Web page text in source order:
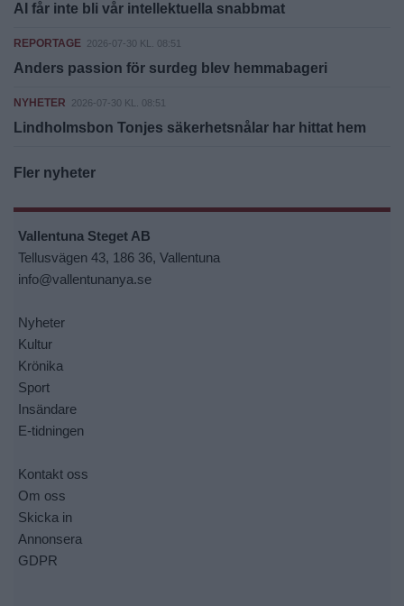
AI får inte bli vår intellektuella snabbmat
REPORTAGE 2026-07-30 KL. 08:51
Anders passion för surdeg blev hemmabageri
NYHETER 2026-07-30 KL. 08:51
Lindholmsbon Tonjes säkerhetsnålar har hittat hem
Fler nyheter
Vallentuna Steget AB
Tellusvägen 43, 186 36, Vallentuna
info@vallentunanya.se
Nyheter
Kultur
Krönika
Sport
Insändare
E-tidningen
Kontakt oss
Om oss
Skicka in
Annonsera
GDPR